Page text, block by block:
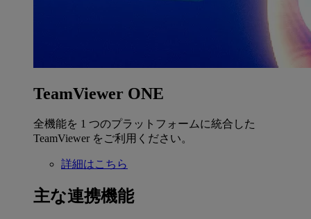
TeamViewer ONE
全機能を 1 つのプラットフォームに統合した
TeamViewer をご利用ください。
詳細はこちら
主な連携機能